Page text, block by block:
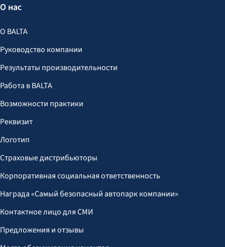
О нас
О BALTA
Руководство компании
Результаты производительности
Работа в BALTA
Возможности практики
Реквизит
Логотип
Страховые дистрибьюторы
Корпоративная социальная ответственность
Награда «Самый безопасный автопарк компании»
Контактное лицо для СМИ
Предложения и отзывы